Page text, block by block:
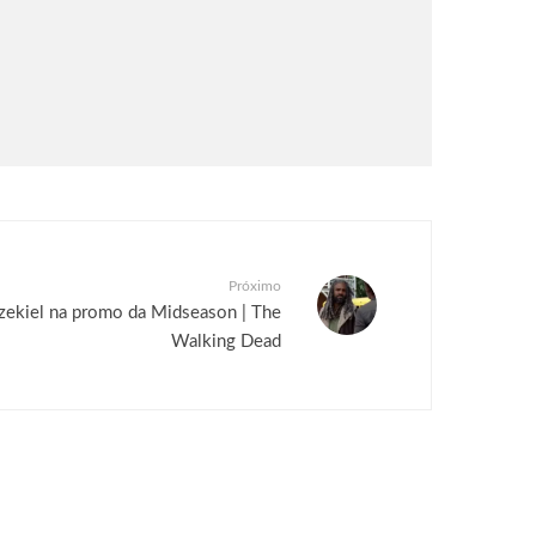
Próximo
na promo da Midseason | The
Walking Dead